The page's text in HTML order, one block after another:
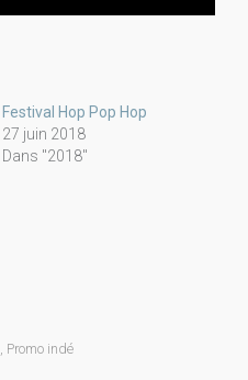
Festival Hop Pop Hop
27 juin 2018
Dans "2018"
, Promo indé